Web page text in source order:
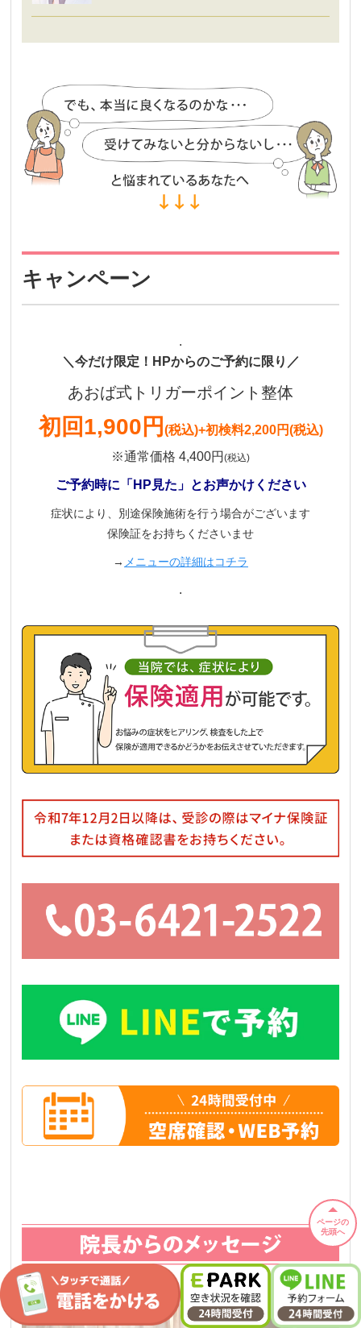
キャンペーン
.
＼今だけ限定！HPからのご予約に限り／
あおば式トリガーポイント整体
初回1,900円 (税込)+初検料2,200円(税込)
※通常価格 4,400円 (税込)
ご予約時に「HP見た」とお声かけください
症状により、別途保険施術を行う場合がございます
保険証をお持ちくださいませ
→ メニューの詳細はコチラ
.
ページの
先頭へ